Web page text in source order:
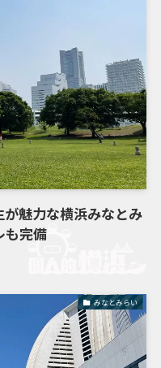
が魅力な横浜みなとみ
も完備
みなとみらい